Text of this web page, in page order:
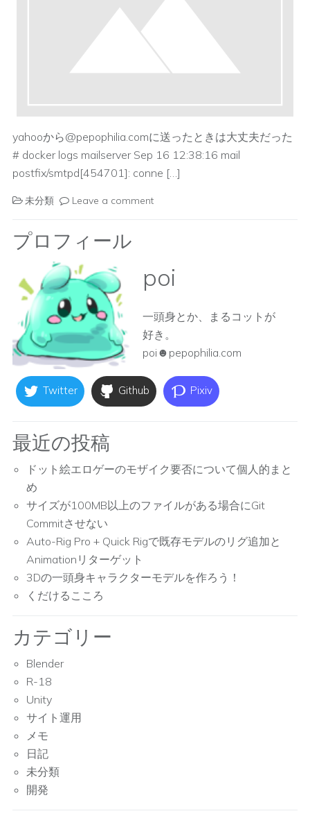
yahooから@pepophilia.comに送ったときは大丈夫だった
# docker logs mailserver Sep 16 12:38:16 mail
postfix/smtpd[454701]: conne […]
未分類 Leave a comment
プロフィール
poi
一頭身とか、まるコットが
好き。
poi☻pepophilia.com
Twitter Github Pixiv
最近の投稿
ドット絵エロゲーのモザイク要否について個人的まと
め
サイズが100MB以上のファイルがある場合にGit
Commitさせない
Auto-Rig Pro + Quick Rigで既存モデルのリグ追加と
Animationリターゲット
3Dの一頭身キャラクターモデルを作ろう！
くだけるこころ
カテゴリー
Blender
R-18
Unity
サイト運用
メモ
日記
未分類
開発